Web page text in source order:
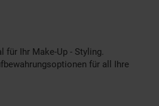
für Ihr Make-Up - Styling.
für all Ihre